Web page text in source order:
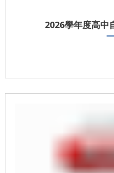
2026學年度高中